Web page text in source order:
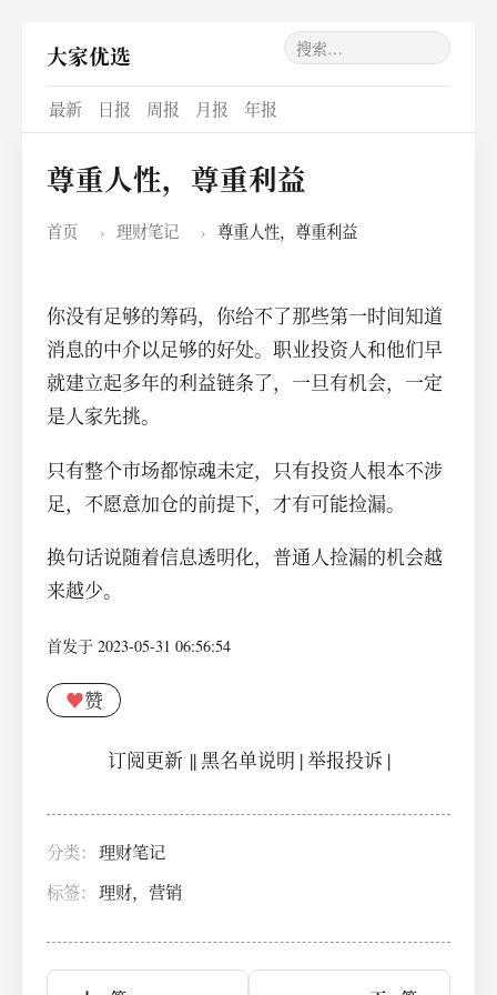
大家优选
最新 日报 周报 月报 年报
尊重人性，尊重利益
首页 › 理财笔记 › 尊重人性，尊重利益
你没有足够的筹码，你给不了那些第一时间知道
消息的中介以足够的好处。职业投资人和他们早
就建立起多年的利益链条了，一旦有机会，一定
是人家先挑。
只有整个市场都惊魂未定，只有投资人根本不涉
足，不愿意加仓的前提下，才有可能捡漏。
换句话说随着信息透明化，普通人捡漏的机会越
来越少。
首发于 2023-05-31 06:56:54
♥赞
订阅更新||黑名单说明 |举报投诉 |
分类： 理财笔记
标签： 理财，营销